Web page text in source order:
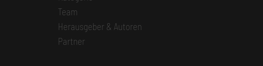
Team
Herausgeber & Autoren
Partner